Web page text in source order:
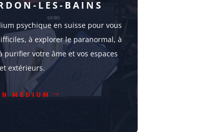
LES-BAINS
psychique en suisse pour vous
à explorer le paranormal, à
purifier votre âme et vos espaces
extérieurs.
MÉDIUM